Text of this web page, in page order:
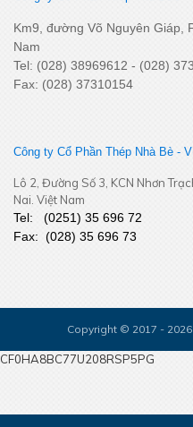
Km9, đường Võ Nguyên Giáp,
Nam
Tel: (028) 38969612 - (028)
Fax: (028) 37310154
Công ty Cổ Phần Thép Nhà Bè -
Lô 2, Đường Số 3, KCN Nhơn
Nai. Việt Nam
Tel: (0251) 35 696 72
Fax: (028) 35 696 73
Copyright © 2017 -
CF0HA8BC77U208RSP5PG